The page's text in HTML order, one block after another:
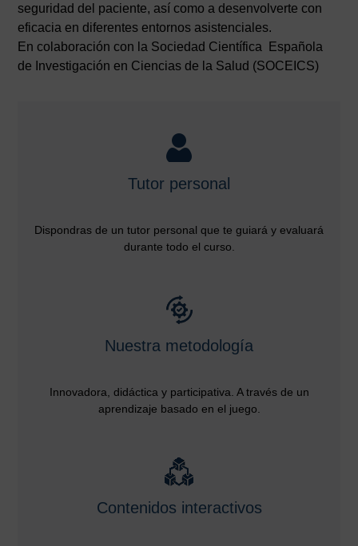
seguridad del paciente, así como a desenvolverte con
eficacia en diferentes entornos asistenciales.
En colaboración con la Sociedad Científica Española
de Investigación en Ciencias de la Salud (SOCEICS)
Tutor personal
Dispondras de un tutor personal que te guiará y evaluará
durante todo el curso.
Nuestra metodología
Innovadora, didáctica y participativa. A través de un
aprendizaje basado en el juego.
Contenidos interactivos